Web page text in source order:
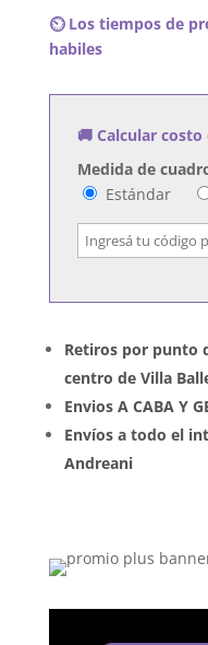
Cadillacs
-
La
Golazo
Solitario
cantidad
⏲️ Los tiempos de
habiles
🚚 Calcular
Medida de
Estándar
Retiros por punto
centro de Villa
Envios A CABA Y
Envíos a todo el
Andreani